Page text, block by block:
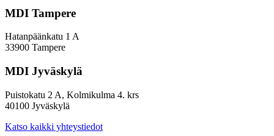
MDI Tampere
Hatanpäänkatu 1 A
33900 Tampere
MDI Jyväskylä
Puistokatu 2 A, Kolmikulma 4. krs
40100 Jyväskylä
Katso kaikki yhteystiedot